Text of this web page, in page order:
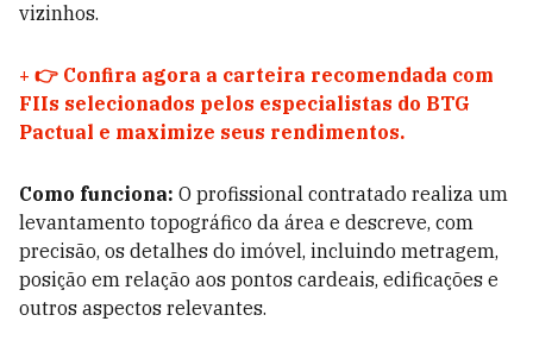
vizinhos.
+ 👉 Confira agora a carteira recomendada com
FIIs selecionados pelos especialistas do BTG
Pactual e maximize seus rendimentos.
Como funciona: O profissional contratado realiza um
levantamento topográfico da área e descreve, com
precisão, os detalhes do imóvel, incluindo metragem,
posição em relação aos pontos cardeais, edificações e
outros aspectos relevantes.